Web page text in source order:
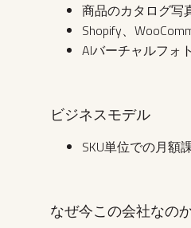
商品のカタログ写
Shopify、
AIバーチャルフォ
ビジネスモデル
SKU単位での月額
なぜ今この会社なの